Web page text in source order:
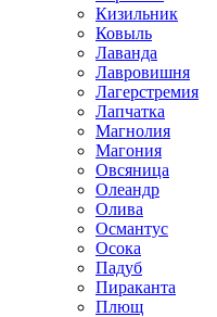
Кизильник
Ковыль
Лаванда
Лавровишня
Лагерстремия
Лапчатка
Магнолия
Магония
Овсяница
Олеандр
Олива
Османтус
Осока
Падуб
Пираканта
Плющ